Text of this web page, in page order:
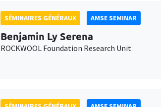
SÉMINAIRES GÉNÉRAUX AMSE SEMINAR
Benjamin Ly Serena
ROCKWOOL Foundation Research Unit